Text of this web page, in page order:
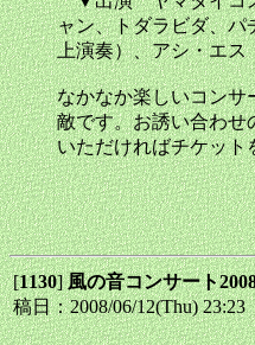
ャン、トダラビダ、パ
上演奏）、アシ・エス
なかなか楽しいコンサ
敵です。お誘い合わせ
いただければチケット
[1130]風の音コンサート
稿日：2008/06/12(Thu) 23:23